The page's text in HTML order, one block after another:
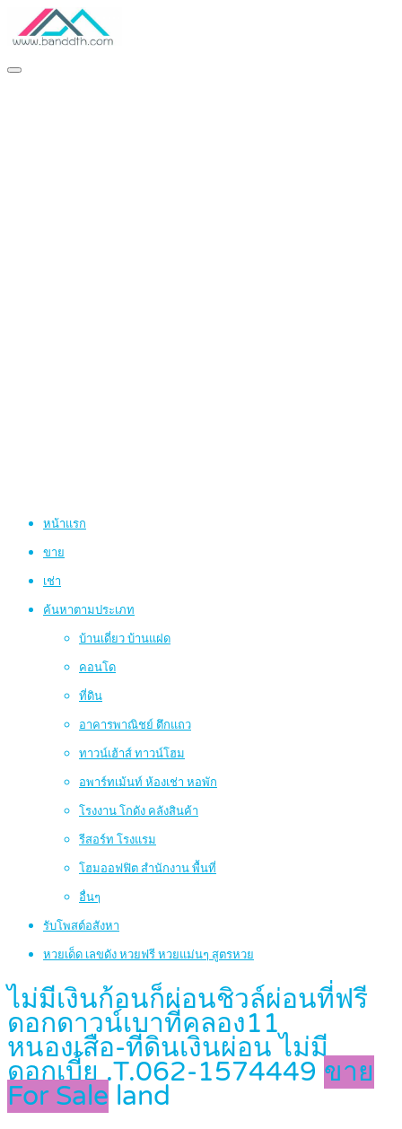
หน้าแรก
ขาย
เช่า
ค้นหาตามประเภท
บ้านเดี่ยว บ้านแฝด
คอนโด
ที่ดิน
อาคารพาณิชย์ ตึกแถว
ทาวน์เฮ้าส์ ทาวน์โฮม
อพาร์ทเม้นท์ ห้องเช่า หอพัก
โรงงาน โกดัง คลังสินค้า
รีสอร์ท โรงแรม
โฮมออฟฟิต สำนักงาน พื้นที่
อื่นๆ
รับโพสต์อสังหา
หวยเด็ด เลขดัง หวยฟรี หวยแม่นๆ สูตรหวย
ไม่มีเงินก้อนก็ผ่อนชิวล์ผ่อนที่ฟรี
ดอกดาวน์เบาที่คลอง11
หนองเสือ-ที่ดินเงินผ่อน ไม่มี
ดอกเบี้ย .T.062-1574449 ขาย
For Sale land